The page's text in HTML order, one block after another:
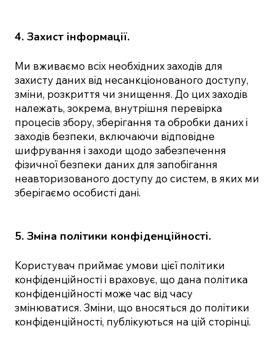
4. Захист інформації.
Ми вживаємо всіх необхідних заходів для
захисту даних від несанкціонованого доступу,
зміни, розкриття чи знищення. До цих заходів
належать, зокрема, внутрішня перевірка
процесів збору, зберігання та обробки даних і
заходів безпеки, включаючи відповідне
шифрування і заходи щодо забезпечення
фізичної безпеки даних для запобігання
неавторизованого доступу до систем, в яких ми
зберігаємо особисті дані.
5. Зміна політики конфіденційності.
Користувач приймає умови цієї політики
конфіденційності і враховує, що дана політика
конфіденційності може час від часу
змінюватися. Зміни, що вносяться до політики
конфіденційності, публікуються на цій сторінці.